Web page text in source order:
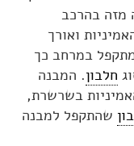
מזה בהרכב
ואורך
במרחב כך
חלבון. המבנה
בשרשרת,
שהתקפל למבנה